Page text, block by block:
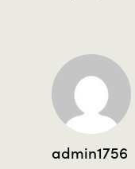
admin1756